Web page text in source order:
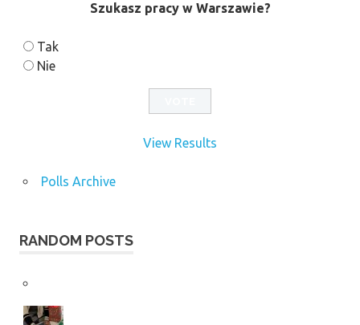
Szukasz pracy w Warszawie?
Tak
Nie
View Results
Polls Archive
RANDOM POSTS